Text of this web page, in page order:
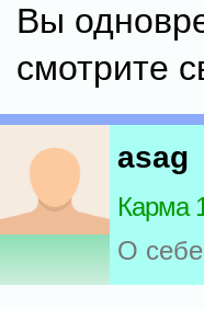
Вы
смотрите
asag
Карма
О себе